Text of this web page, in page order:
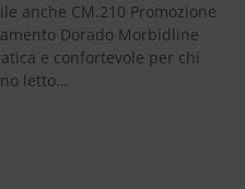
anche CM.210 Promozione
Dorado Morbidline
e confortevole per chi
letto…